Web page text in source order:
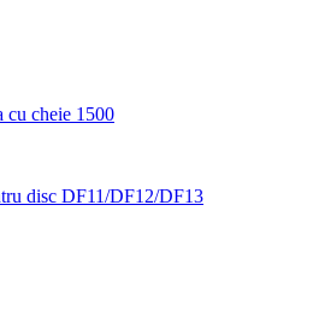
cu cheie 1500
disc DF11/DF12/DF13